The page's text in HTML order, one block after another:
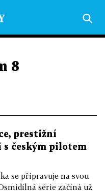
8
prestižní
s českým pilotem
se připravuje na svou
série začíná už